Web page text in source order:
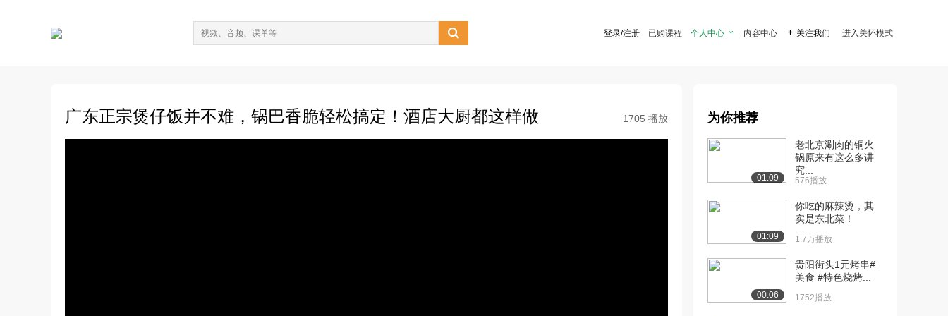
 登录/注册 已购课程 个人中心  内容中心  关注我们 进入关怀模式
广东正宗煲仔饭并不难，锅巴香脆轻松搞定！酒店大厨都这样做 1705 播放 为你推荐
01:09
老北京涮肉的铜火
锅原来有这么多讲
究...
576播放
01:09
你吃的麻辣烫，其
实是东北菜！
1.7万播放
00:06
贵阳街头1元烤串#
美食 #特色烧烤...
1752播放